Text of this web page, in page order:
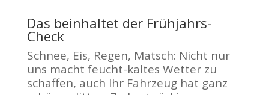
Das beinhaltet der Frühjahrs-
Check
Schnee, Eis, Regen, Matsch: Nicht nur
uns macht feucht-kaltes Wetter zu
schaffen, auch Ihr Fahrzeug hat ganz